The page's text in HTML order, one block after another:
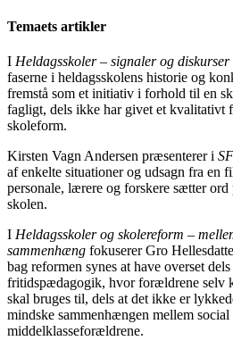
Temaets artikler
I Heldagsskoler – signaler og diskurser
faserne i heldagsskolens historie og
fremstå som et initiativ i forhold til en
fagligt, dels ikke har givet et kvalitativt
skoleform.
Kirsten Vagn Andersen præsenterer i
af enkelte situationer og udsagn fra en
personale, lærere og forskere sætter ord
skolen.
I Heldagsskoler og skolereform –
sammenhæng fokuserer Gro
bag reformen synes at have overset
fritidspædagogik, hvor forældrene selv
skal bruges til, dels at det ikke er
mindske sammenhængen mellem
middelklasseforældrene.